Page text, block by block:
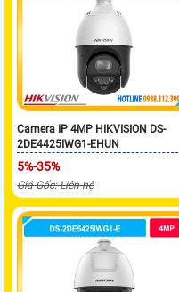
Camera IP 4MP HIKVISION DS-
2DE4425IWG1-EHUN
5%-35%
Giá Gốc: Liên hệ